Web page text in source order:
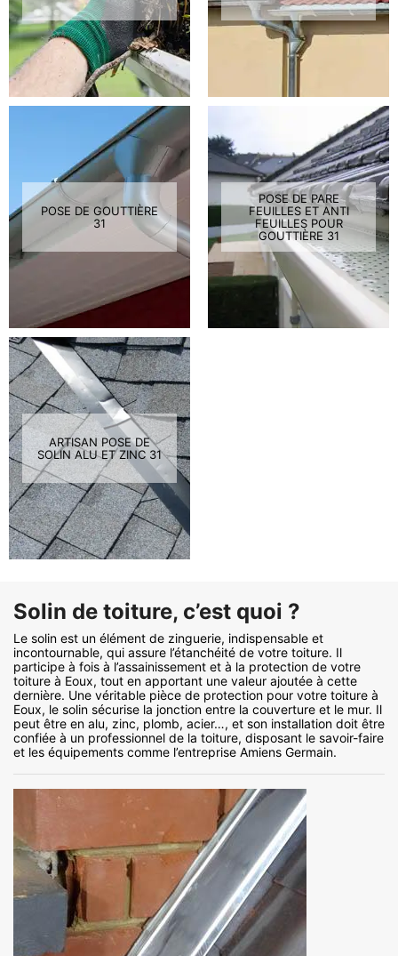
POSE DE GOUTTIÈRE
31
POSE DE PARE
FEUILLES ET ANTI
FEUILLES POUR
GOUTTIÈRE 31
ARTISAN POSE DE
SOLIN ALU ET ZINC 31
Solin de toiture, c’est quoi ?
Le solin est un élément de zinguerie, indispensable et
incontournable, qui assure l’étanchéité de votre toiture. Il
participe à fois à l’assainissement et à la protection de votre
toiture à Eoux, tout en apportant une valeur ajoutée à cette
dernière. Une véritable pièce de protection pour votre toiture à
Eoux, le solin sécurise la jonction entre la couverture et le mur. Il
peut être en alu, zinc, plomb, acier…, et son installation doit être
confiée à un professionnel de la toiture, disposant le savoir-faire
et les équipements comme l’entreprise Amiens Germain.